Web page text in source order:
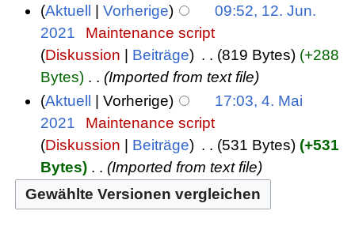
Aktuell
Vorherige
09:52, 12. Jun.
2021
Maintenance script
Diskussion
Beiträge 819 Bytes
+288
Bytes ‎
Imported from text file
Aktuell
Vorherige
17:03, 4. Mai
2021
Maintenance script
Diskussion
Beiträge 531 Bytes
+531
Bytes ‎ Imported from text file